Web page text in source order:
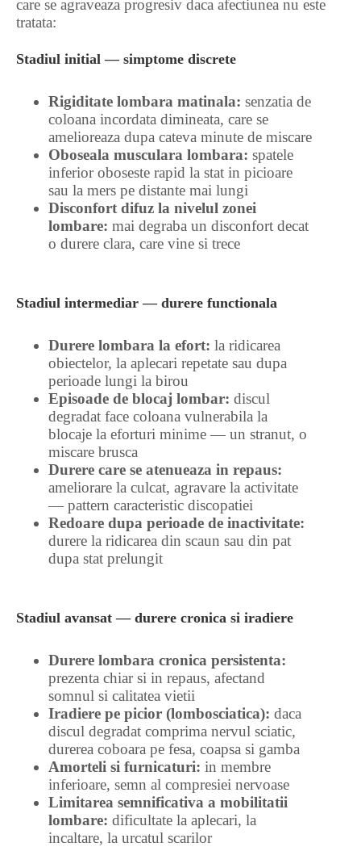
care se agraveaza progresiv daca afectiunea nu este
tratata:
Stadiul initial — simptome discrete
Rigiditate lombara matinala: senzatia de
coloana incordata dimineata, care se
amelioreaza dupa cateva minute de miscare
Oboseala musculara lombara: spatele
inferior oboseste rapid la stat in picioare
sau la mers pe distante mai lungi
Disconfort difuz la nivelul zonei
lombare: mai degraba un disconfort decat
o durere clara, care vine si trece
Stadiul intermediar — durere functionala
Durere lombara la efort: la ridicarea
obiectelor, la aplecari repetate sau dupa
perioade lungi la birou
Episoade de blocaj lombar: discul
degradat face coloana vulnerabila la
blocaje la eforturi minime — un stranut, o
miscare brusca
Durere care se atenueaza in repaus:
ameliorare la culcat, agravare la activitate
— pattern caracteristic discopatiei
Redoare dupa perioade de inactivitate:
durere la ridicarea din scaun sau din pat
dupa stat prelungit
Stadiul avansat — durere cronica si iradiere
Durere lombara cronica persistenta:
prezenta chiar si in repaus, afectand
somnul si calitatea vietii
Iradiere pe picior (lombosciatica): daca
discul degradat comprima nervul sciatic,
durerea coboara pe fesa, coapsa si gamba
Amorteli si furnicaturi: in membre
inferioare, semn al compresiei nervoase
Limitarea semnificativa a mobilitatii
lombare: dificultate la aplecari, la
incaltare, la urcatul scarilor